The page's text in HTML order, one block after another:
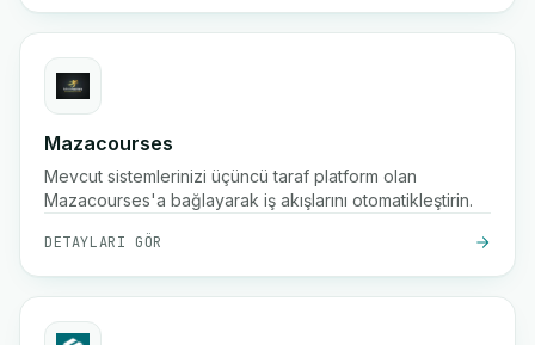
Mazacourses
Mevcut sistemlerinizi üçüncü taraf platform olan
Mazacourses'a bağlayarak iş akışlarını otomatikleştirin.
DETAYLARI GÖR